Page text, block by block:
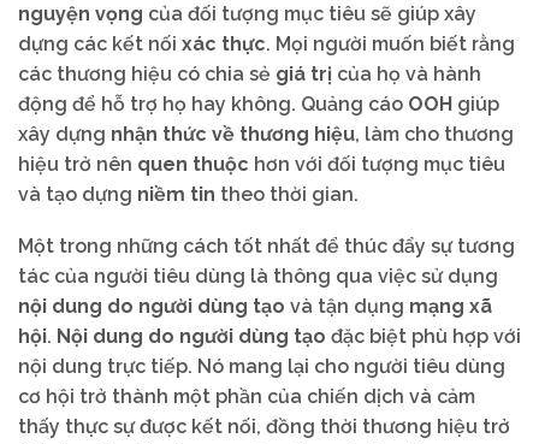
nguyện vọng của đối tượng mục tiêu sẽ giúp xây
dựng các kết nối xác thực. Mọi người muốn biết rằng
các thương hiệu có chia sẻ giá trị của họ và hành
động để hỗ trợ họ hay không. Quảng cáo OOH giúp
xây dựng nhận thức về thương hiệu, làm cho thương
hiệu trở nên quen thuộc hơn với đối tượng mục tiêu
và tạo dựng niềm tin theo thời gian.
Một trong những cách tốt nhất để thúc đẩy sự tương
tác của người tiêu dùng là thông qua việc sử dụng
nội dung do người dùng tạo và tận dụng mạng xã
hội. Nội dung do người dùng tạo đặc biệt phù hợp với
nội dung trực tiếp. Nó mang lại cho người tiêu dùng
cơ hội trở thành một phần của chiến dịch và cảm
thấy thực sự được kết nối, đồng thời thương hiệu trở